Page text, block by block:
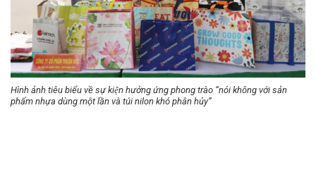
Hình ảnh tiêu biểu về sự kiện hưởng ứng phong trào “nói không với sản
phẩm nhựa dùng một lần và túi nilon khó phân hủy”